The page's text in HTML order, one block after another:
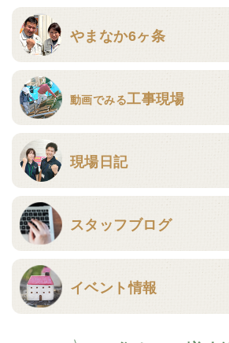
やまなか6ヶ条
動画でみる工事現場
現場日記
スタッフブログ
イベント情報